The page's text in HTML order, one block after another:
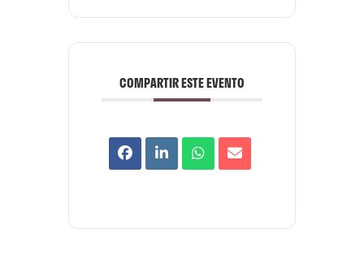
COMPARTIR ESTE EVENTO